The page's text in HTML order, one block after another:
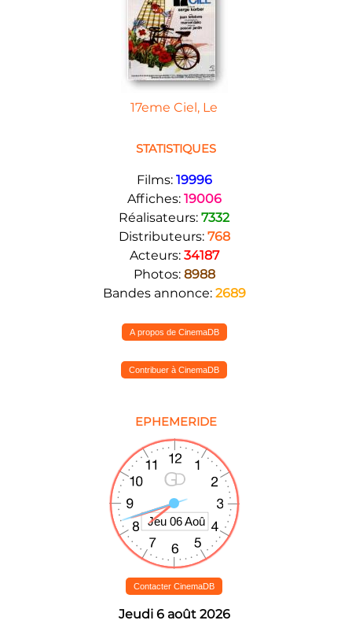
17eme Ciel, Le
STATISTIQUES
Films: 19996
Affiches: 19006
Réalisateurs: 7332
Distributeurs: 768
Acteurs: 34187
Photos: 8988
Bandes annonce: 2689
A propos de CinemaDB
Contribuer à CinemaDB
EPHEMERIDE
Contacter CinemaDB
Jeudi 6 août 2026